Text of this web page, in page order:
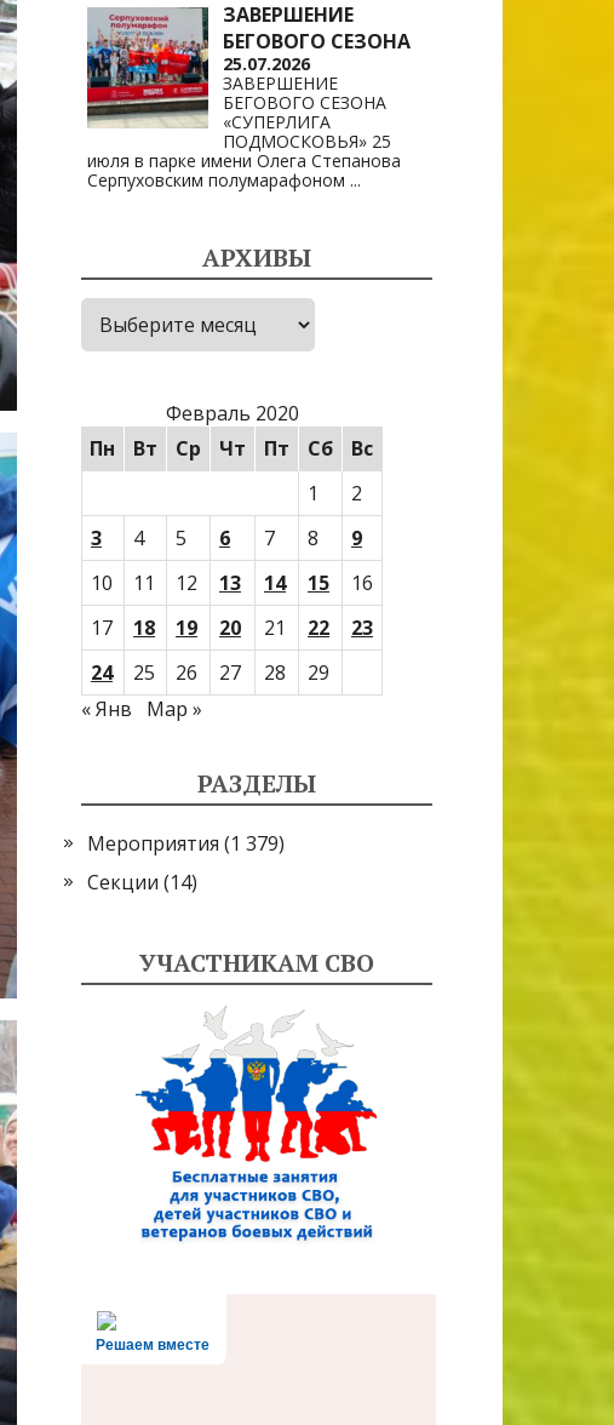
ЗАВЕРШЕНИЕ
БЕГОВОГО СЕЗОНА
25.07.2026
ЗАВЕРШЕНИЕ
БЕГОВОГО СЕЗОНА
«СУПЕРЛИГА
ПОДМОСКОВЬЯ» 25
июля в парке имени Олега Степанова
Серпуховским полумарафоном ...
АРХИВЫ
Архивы
Февраль 2020
Пн
Вт Ср Чт Пт Сб
Вс
1
2
3
4 5 6 7 8
9
10
11 12 13 14 15
16
17
18 19 20 21 22
23
24
25 26 27 28
29
« Янв
Мар »
РАЗДЕЛЫ
Мероприятия (1 379)
Секции (14)
УЧАСТНИКАМ СВО
Решаем вместе